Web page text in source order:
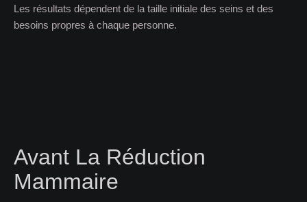
Les résultats dépendent de la taille initiale des seins et des
besoins propres à chaque personne.
Avant La Réduction
Mammaire